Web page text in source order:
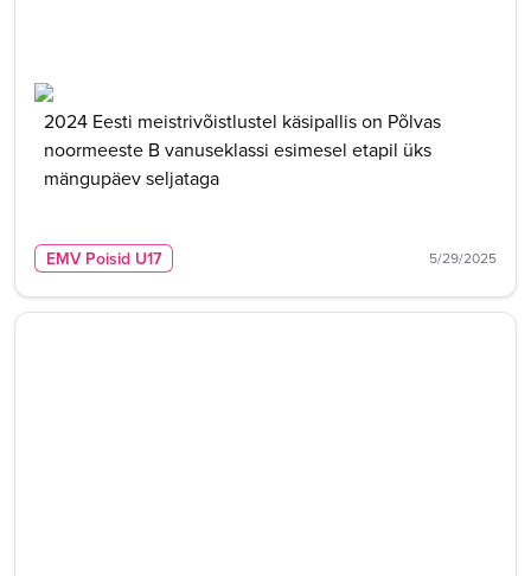
2024 Eesti meistrivõistlustel käsipallis on Põlvas
noormeeste B vanuseklassi esimesel etapil üks
mängupäev seljataga
EMV Poisid U17 5/29/2025